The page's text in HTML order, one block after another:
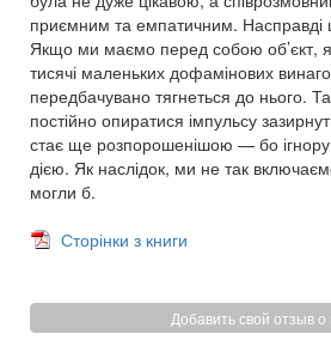
приємним та емпатичним. Насправді
Якщо ми маємо перед собою об’єкт,
тисячі маленьких дофамінових
передбачувано тягнеться до нього.
постійно опиратися імпульсу
стає ще розпорошенішою — бо
дією. Як наслідок, ми не так
могли б.
Сторінки з книги
Добавить свой отзыв о